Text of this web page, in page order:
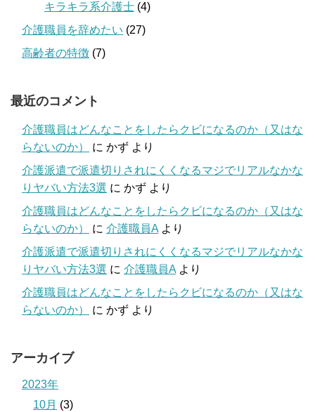
キラキラ系介護士 (4)
介護職員を辞めたい (27)
高齢者の特徴 (7)
最近のコメント
介護職員はどんなことをしたらクビになるのか（又はな
らないのか）
に かず より
介護派遣で派遣切りされにくくなるマジでリアルなかな
りヤバい方法3選 に かず より
介護職員はどんなことをしたらクビになるのか（又はな
らないのか）
に 介護職員A より
介護派遣で派遣切りされにくくなるマジでリアルなかな
りヤバい方法3選 に 介護職員A より
介護職員はどんなことをしたらクビになるのか（又はな
らないのか）
に かず より
アーカイブ
2023年
10月 (3)